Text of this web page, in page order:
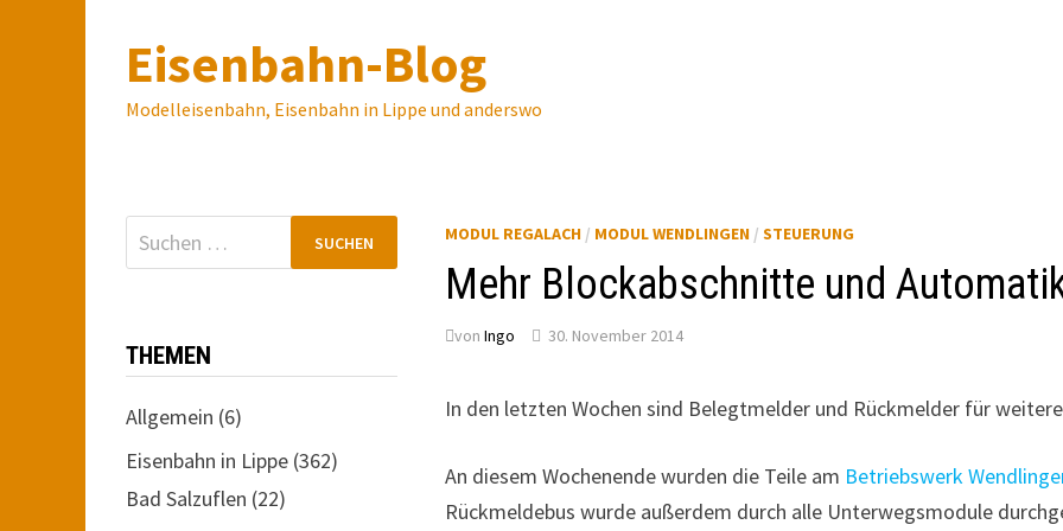
Inhalt
springenEisenbahn-Blog
Modelleisenbahn, Eisenbahn in Lippe und anderswo
MODUL REGALACH / MODUL WENDLINGEN /STEUERUNG
Mehr Blockabschnitte und
vonIngo 30. November 2014
In den letzten Wochen sind Belegtmelder und Rückmelder für
An diesem Wochenende wurden die Teile am Betriebswerk
Rückmeldebus wurde außerdem durch alle Unterwegsmodule
Suchen
nach:
THEMEN
Allgemein (6)
Eisenbahn in Lippe (362)
Bad Salzuflen (22)